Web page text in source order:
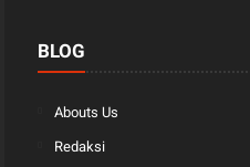
BLOG
Abouts Us
Redaksi